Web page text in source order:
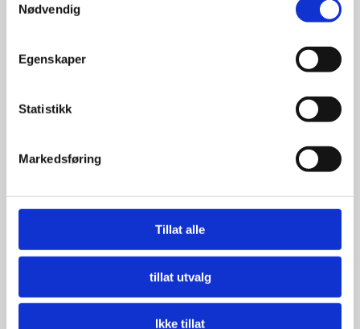
Nødvendig
Egenskaper
Statistikk
Markedsføring
Tillat alle
tillat utvalg
Ikke tillat